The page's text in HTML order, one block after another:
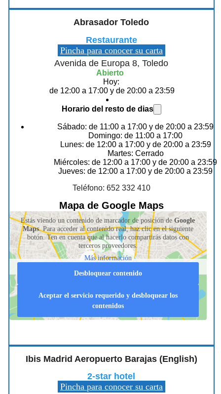
Abrasador Toledo
Restaurante
Pincha para conocer su carta
Avenida de Europa 8, Toledo
Abierto
Hoy:
de 12:00 a 17:00 y de 20:00 a 23:59
Horario del resto de dias
Sábado: de 11:00 a 17:00 y de 20:00 a 23:59
Domingo: de 11:00 a 17:00
Lunes: de 12:00 a 17:00 y de 20:00 a 23:59
Martes: Cerrado
Miércoles: de 12:00 a 17:00 y de 20:00 a 23:59
Jueves: de 12:00 a 17:00 y de 20:00 a 23:59
Teléfono: 652 332 410
Mapa de Google Maps
Estás viendo un contenido de marcador de posición deGoogle
Maps. Para acceder al contenido real, haz clic en el siguiente
botón. Ten en cuenta que al hacerlo compartirás datos con
terceros proveedores.
Más información
Desbloquear contenido
Aceptar el servicio requerido y desbloquear los
contenidos
Ibis Madrid Aeropuerto Barajas (English)
2-star hotel
Pincha para conocer su carta